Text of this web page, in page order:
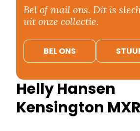
Bel of mail ons. Dit is
uit onze collectie.
BEL ONS
Helly Hansen
Kensington